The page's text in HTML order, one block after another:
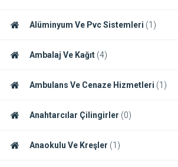
Alüminyum Ve Pvc Sistemleri (1)
Ambalaj Ve Kağıt (4)
Ambulans Ve Cenaze Hizmetleri (1)
Anahtarcılar Çilingirler (0)
Anaokulu Ve Kreşler (1)